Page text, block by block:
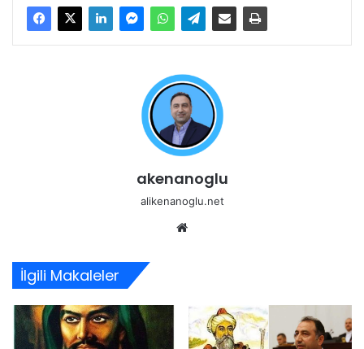
akenanoglu
alikenanoglu.net
İlgili Makaleler